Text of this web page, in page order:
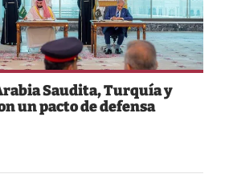
Saudita, Turquía y
un pacto de defensa